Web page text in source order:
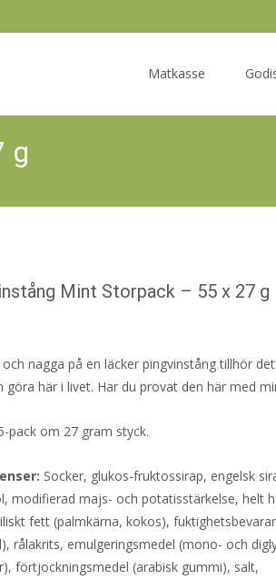
Matkasse
g
Mint Storpack – 55 x 27 g
nagga på en läcker pingvinstång tillhör
göra här i livet. Har du provat den här med
pack om 27 gram styck.
Socker, glukos-fruktossirap, engelsk
modifierad majs- och potatisstärkelse, helt
fett (palmkärna, kokos),
rålakrits, emulgeringsmedel (mono- och
förtjockningsmedel (arabisk gummi), salt,